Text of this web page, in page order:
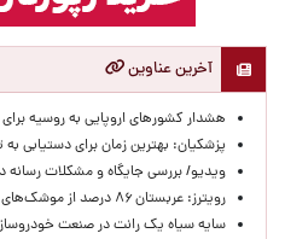
آخرین عناوین
هشدار کشورهای اروپایی به روسیه
پزشکیان‌: بهترین زمان برای دستیابی
ویدیو/ بررسی جایگاه و مشکلات
رویترز: عربستان ۸۶ درصد از موشک‌های پاتریوت خود را استفاده کرده است
سایه سیاه یک رانت در صنعت